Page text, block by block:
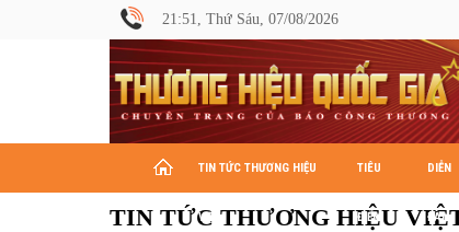
21:51, Thứ Sáu, 07/08/2026
TIN TỨC THƯƠNG HIỆU
VIỆT
TIÊU
ĐIỂM
DIỄN
ĐÀN
TIN TỨC THƯƠNG HIỆU